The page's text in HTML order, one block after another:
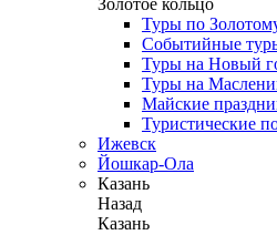
Золотое кольцо
Туры по
Событийные
Туры на Новый
Туры на
Майские
Туристические
Ижевск
Йошкар-Ола
Казань
Назад
Казань